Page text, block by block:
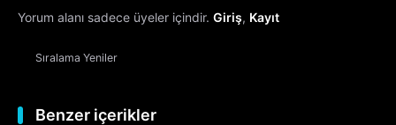
Yorum alanı sadece üyeler içindir. Giriş, Kayıt
Sıralama Yeniler
Benzer içerikler